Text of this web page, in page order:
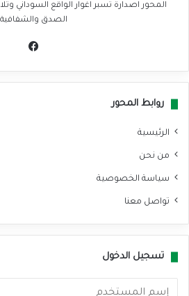
المحور اصدارة تسبر اغوار الواقع السوداني
الصدق والشفافية
روابط المحور
الرئيسية
من نحن
سياسة الخصوصية
تواصل معنا
تسجيل الدخول